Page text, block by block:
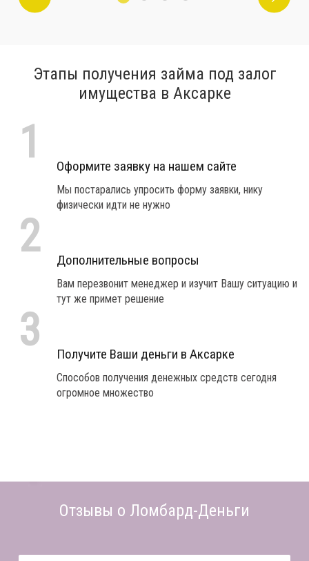
Этапы получения займа под залог
имущества в Аксарке
1 Оформите заявку на нашем сайте
Мы постарались упросить форму заявки, нику
физически идти не нужно
2 Дополнительные вопросы
Вам перезвонит менеджер и изучит Вашу ситуацию и
тут же примет решение
3 Получите Ваши деньги в Аксарке
Способов получения денежных средств сегодня
огромное множество
Отзывы о Ломбард-Деньги